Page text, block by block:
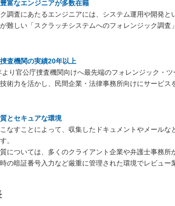
富なエンジニアが多数在籍
調査にあたるエンジニアには、システム運用や開発と
難しい「スクラッチシステムへのフォレンジック調査
査機関の実績20年以上
り官公庁捜査機関向けへ最先端のフォレンジック・
術力を活かし、民間企業・法律事務所向けにサービス
とセキュアな環境
なすことによって、収集したドキュメントやメール
。
については、多くのクライアント企業や弁護士事務
の暗証番号入力など厳重に管理された環境でレビュー